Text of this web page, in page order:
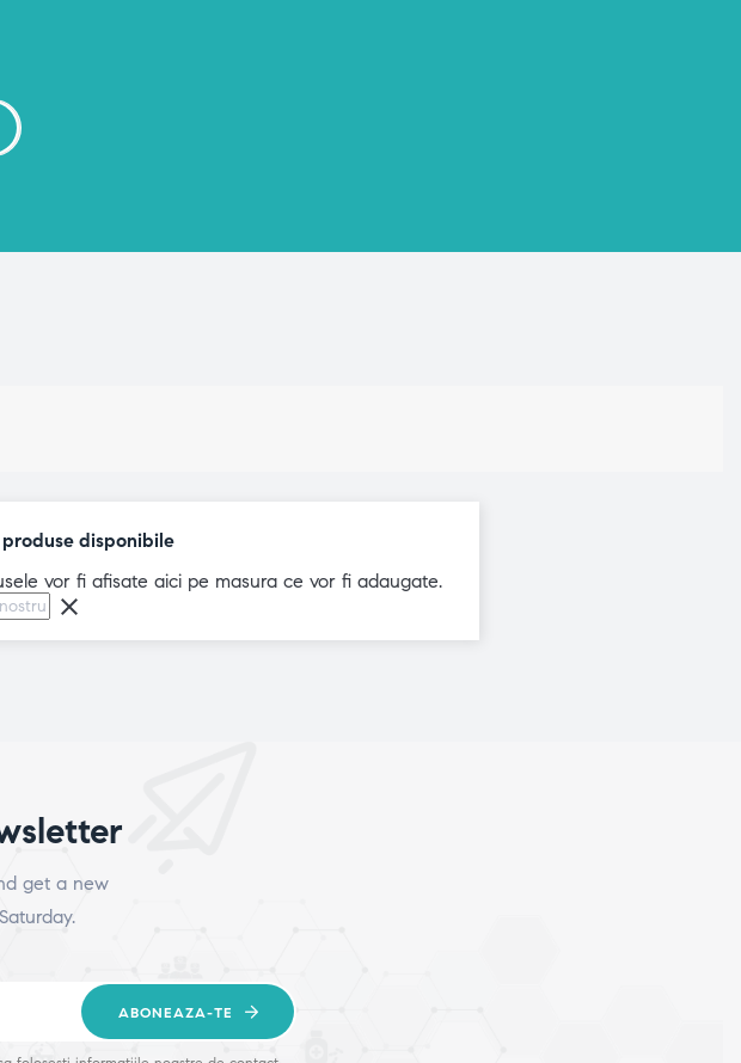
disponibile
vor fi afisate aici pe masura ce vor fi adaugate.
clear
get a new
ABONEAZA-TE